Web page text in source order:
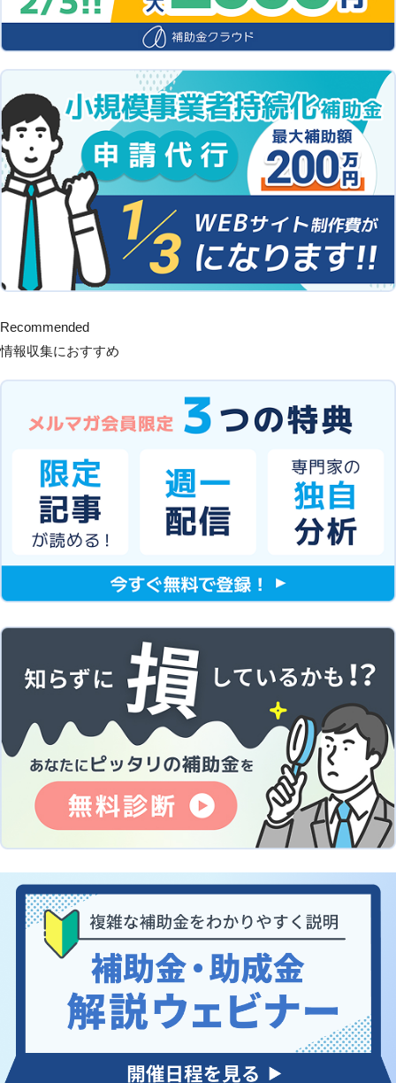
Recommended
情報収集におすすめ